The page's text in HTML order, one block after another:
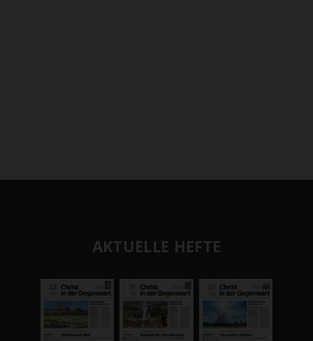
AKTUELLE HEFTE